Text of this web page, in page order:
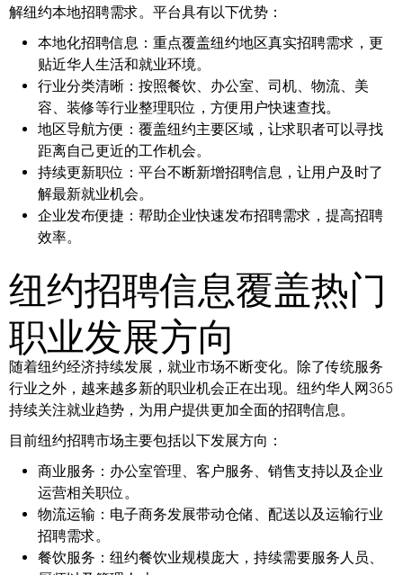
解纽约本地招聘需求。平台具有以下优势：
本地化招聘信息： 重点覆盖纽约地区真实招聘需求，更
贴近华人生活和就业环境。
行业分类清晰： 按照餐饮、办公室、司机、物流、美
容、装修等行业整理职位，方便用户快速查找。
地区导航方便： 覆盖纽约主要区域，让求职者可以寻找
距离自己更近的工作机会。
持续更新职位： 平台不断新增招聘信息，让用户及时了
解最新就业机会。
企业发布便捷： 帮助企业快速发布招聘需求，提高招聘
效率。
纽约招聘信息覆盖热门
职业发展方向
随着纽约经济持续发展，就业市场不断变化。除了传统服务
行业之外，越来越多新的职业机会正在出现。纽约华人网365
持续关注就业趋势，为用户提供更加全面的招聘信息。
目前纽约招聘市场主要包括以下发展方向：
商业服务： 办公室管理、客户服务、销售支持以及企业
运营相关职位。
物流运输： 电子商务发展带动仓储、配送以及运输行业
招聘需求。
餐饮服务： 纽约餐饮业规模庞大，持续需要服务人员、